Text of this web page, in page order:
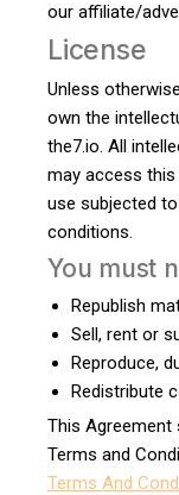
our affiliate/
License
Unless
own the
the7.io. All
may access
use subjected
conditions.
You must
Republish
Sell, rent or
Reproduce,
Redistribute
This Agreement
Terms and
Terms And